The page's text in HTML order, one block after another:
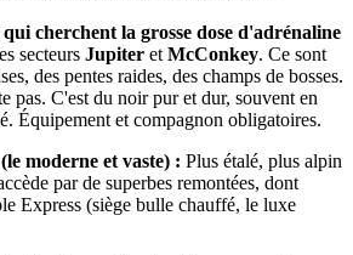
cherchent la grosse dose d'adrénaline
secteurs Jupiter et McConkey. Ce sont
des pentes raides, des champs de bosses.
pas. C'est du noir pur et dur, souvent en
Équipement et compagnon obligatoires.
moderne et vaste) : Plus étalé, plus alpin
par de superbes remontées, dont
Express (siège bulle chauffé, le luxe